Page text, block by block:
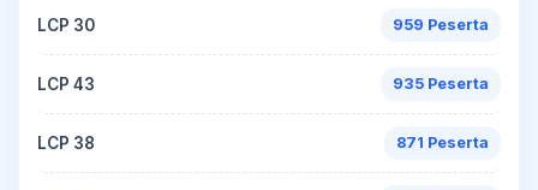
LCP 30 959 Peserta
LCP 43 935 Peserta
LCP 38 871 Peserta